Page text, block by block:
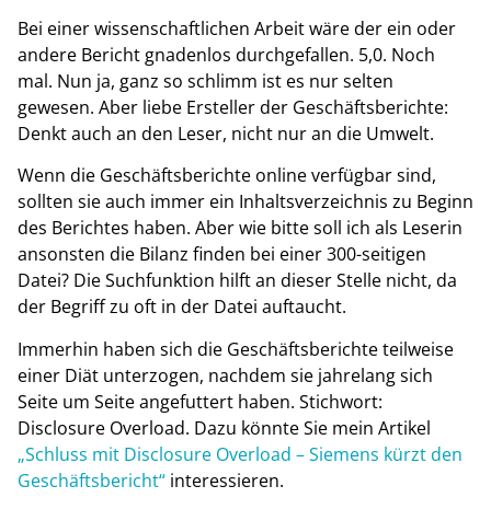
Bei einer wissenschaftlichen Arbeit wäre der ein oder
andere Bericht gnadenlos durchgefallen. 5,0. Noch
mal. Nun ja, ganz so schlimm ist es nur selten
gewesen. Aber liebe Ersteller der Geschäftsberichte:
Denkt auch an den Leser, nicht nur an die Umwelt.
Wenn die Geschäftsberichte online verfügbar sind,
sollten sie auch immer ein Inhaltsverzeichnis zu Beginn
des Berichtes haben. Aber wie bitte soll ich als Leserin
ansonsten die Bilanz finden bei einer 300-seitigen
Datei? Die Suchfunktion hilft an dieser Stelle nicht, da
der Begriff zu oft in der Datei auftaucht.
Immerhin haben sich die Geschäftsberichte teilweise
einer Diät unterzogen, nachdem sie jahrelang sich
Seite um Seite angefuttert haben. Stichwort:
Disclosure Overload. Dazu könnte Sie mein Artikel
„Schluss mit Disclosure Overload – Siemens kürzt den
Geschäftsbericht“ interessieren.